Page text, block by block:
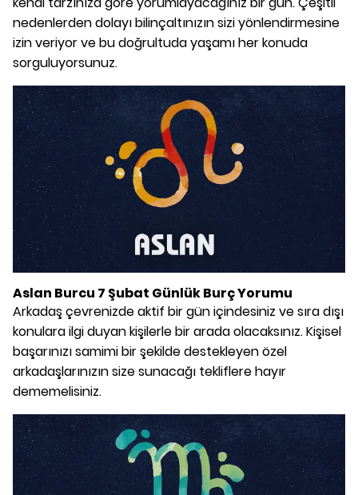
nedenlerden dolayı bilinçaltınızın sizi yönlendirmesine
izin veriyor ve bu doğrultuda yaşamı her konuda
sorguluyorsunuz.
Aslan Burcu 7 Şubat Günlük Burç Yorumu
Arkadaş çevrenizde aktif bir gün içindesiniz ve sıra dışı
konulara ilgi duyan kişilerle bir arada olacaksınız. Kişisel
başarınızı samimi bir şekilde destekleyen özel
arkadaşlarınızın size sunacağı tekliflere hayır
dememelisiniz.